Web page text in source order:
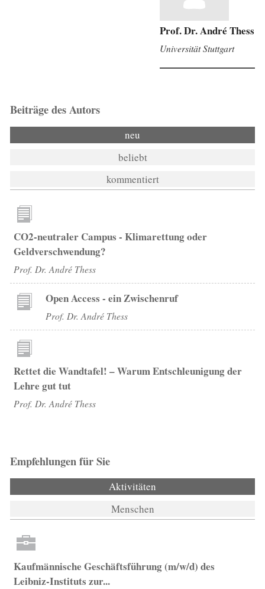
Prof. Dr. André Thess
Universität Stuttgart
Beiträge des Autors
neu
beliebt
kommentiert
CO2-neutraler Campus - Klimarettung oder
Geldverschwendung?
Prof. Dr. André Thess
Open Access - ein Zwischenruf
Prof. Dr. André Thess
Rettet die Wandtafel! – Warum Entschleunigung der
Lehre gut tut
Prof. Dr. André Thess
Empfehlungen für Sie
Aktivitäten
Menschen
Kaufmännische Geschäftsführung (m/w/d) des
Leibniz-Instituts zur...